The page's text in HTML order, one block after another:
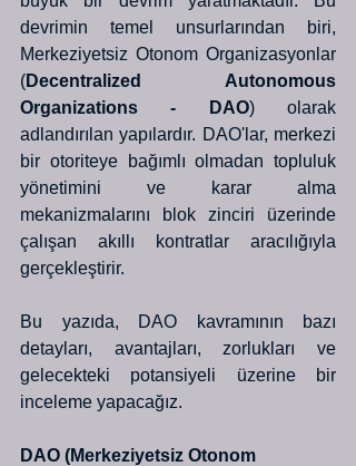
devrimin temel unsurlarından biri,
Merkeziyetsiz Otonom Organizasyonlar
(Decentralized Autonomous
Organizations - DAO) olarak
adlandırılan yapılardır. DAO'lar, merkezi
bir otoriteye bağımlı olmadan topluluk
yönetimini ve karar alma
mekanizmalarını blok zinciri üzerinde
çalışan akıllı kontratlar aracılığıyla
gerçekleştirir.
Bu yazıda, DAO kavramının bazı
detayları, avantajları, zorlukları ve
gelecekteki potansiyeli üzerine bir
inceleme yapacağız.
DAO (Merkeziyetsiz Otonom